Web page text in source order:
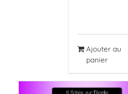
Ajouter au
panier